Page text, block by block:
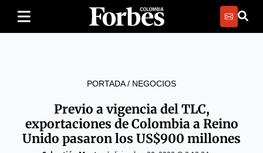
PORTADA/ NEGOCIOS
Previo a vigencia del TLC,
exportaciones de Colombia a Reino
Unido pasaron los US$900 millones